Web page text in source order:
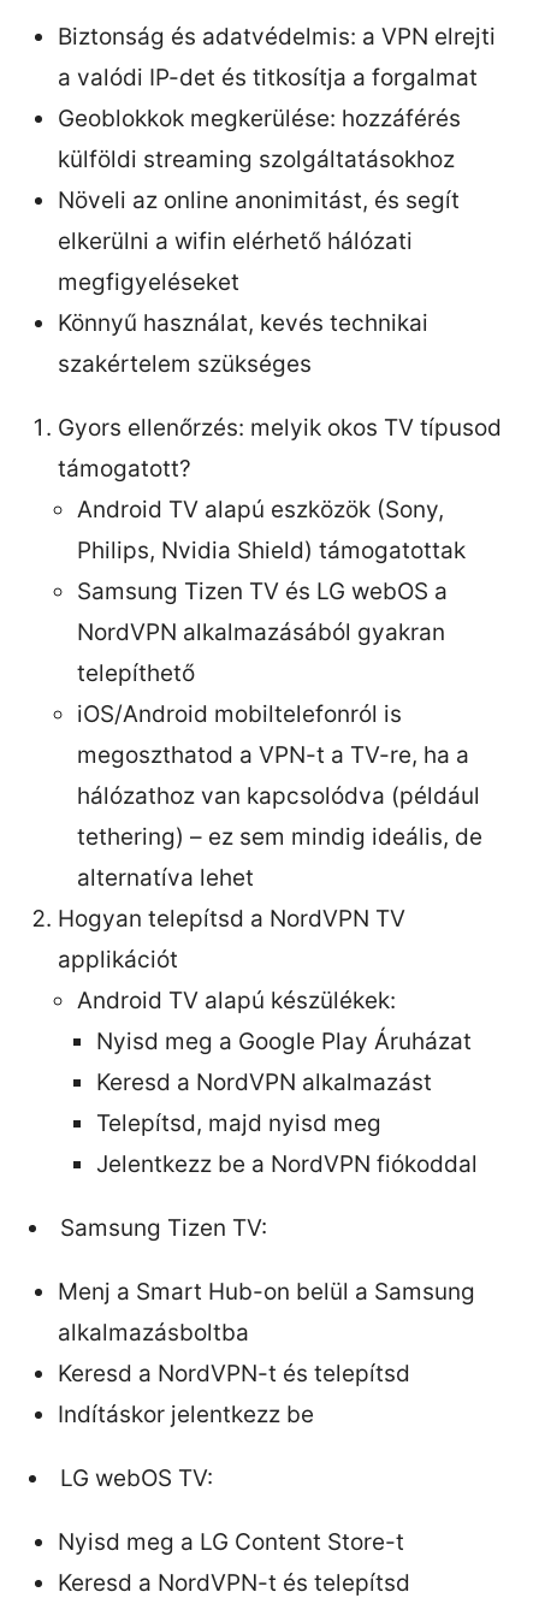
Biztonság és adatvédelmis: a VPN elrejti
a valódi IP-det és titkosítja a forgalmat
Geoblokkok megkerülése: hozzáférés
külföldi streaming szolgáltatásokhoz
Növeli az online anonimitást, és segít
elkerülni a wifin elérhető hálózati
megfigyeléseket
Könnyű használat, kevés technikai
szakértelem szükséges
Gyors ellenőrzés: melyik okos TV típusod
támogatott?
Android TV alapú eszközök (Sony,
Philips, Nvidia Shield) támogatottak
Samsung Tizen TV és LG webOS a
NordVPN alkalmazásából gyakran
telepíthető
iOS/Android mobiltelefonról is
megoszthatod a VPN-t a TV-re, ha a
hálózathoz van kapcsolódva (például
tethering) – ez sem mindig ideális, de
alternatíva lehet
Hogyan telepítsd a NordVPN TV
applikációt
Android TV alapú készülékek:
Nyisd meg a Google Play Áruházat
Keresd a NordVPN alkalmazást
Telepítsd, majd nyisd meg
Jelentkezz be a NordVPN fiókoddal
Samsung Tizen TV:
Menj a Smart Hub-on belül a Samsung
alkalmazásboltba
Keresd a NordVPN-t és telepítsd
Indításkor jelentkezz be
LG webOS TV:
Nyisd meg a LG Content Store-t
Keresd a NordVPN-t és telepítsd